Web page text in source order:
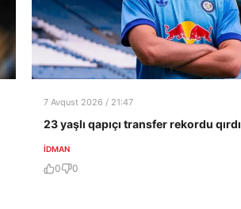
7 Avqust 2026 / 21:47
23 yaşlı qapıçı transfer rekordu qırdı
İDMAN
0 0